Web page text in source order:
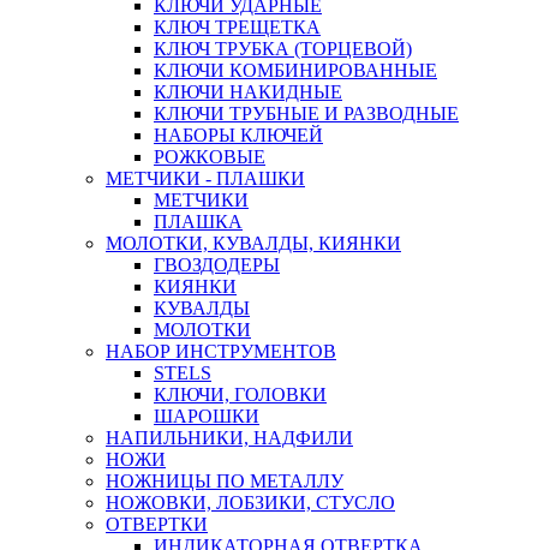
КЛЮЧИ УДАРНЫЕ
КЛЮЧ ТРЕЩЕТКА
КЛЮЧ ТРУБКА (ТОРЦЕВОЙ)
КЛЮЧИ КОМБИНИРОВАННЫЕ
КЛЮЧИ НАКИДНЫЕ
КЛЮЧИ ТРУБНЫЕ И РАЗВОДНЫЕ
НАБОРЫ КЛЮЧЕЙ
РОЖКОВЫЕ
МЕТЧИКИ - ПЛАШКИ
МЕТЧИКИ
ПЛАШКА
МОЛОТКИ, КУВАЛДЫ, КИЯНКИ
ГВОЗДОДЕРЫ
КИЯНКИ
КУВАЛДЫ
МОЛОТКИ
НАБОР ИНСТРУМЕНТОВ
STELS
КЛЮЧИ, ГОЛОВКИ
ШАРОШКИ
НАПИЛЬНИКИ, НАДФИЛИ
НОЖИ
НОЖНИЦЫ ПО МЕТАЛЛУ
НОЖОВКИ, ЛОБЗИКИ, СТУСЛО
ОТВЕРТКИ
ИНДИКАТОРНАЯ ОТВЕРТКА